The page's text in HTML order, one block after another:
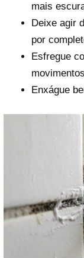
mais
Deixe agir
por
Esfregue
Enxágue